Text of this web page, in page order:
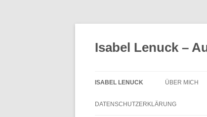
Isabel Lenuck –
ISABEL LENUCK ÜBER MICH
DATENSCHUTZERKLÄRUNG